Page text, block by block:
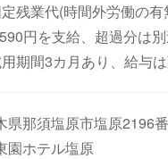
残業代(時間外労働の
円を支給、超過分は
期間3カ月あり、給与は
県那須塩原市塩原2196
園ホテル塩原